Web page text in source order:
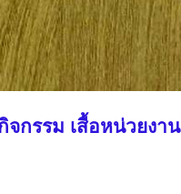
จกรรม เสื้อหน่วยงา